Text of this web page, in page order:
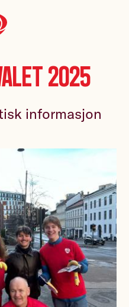
2025
informasjon